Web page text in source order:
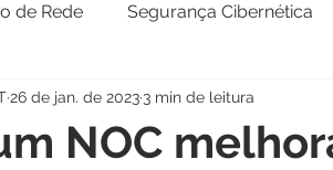
de Rede Segurança Cibernética
Operacional
NOC
26 de jan. de 2023 3 min de leitura